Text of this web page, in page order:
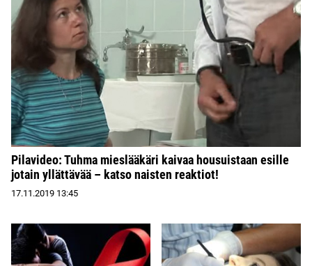
Pilavideo: Tuhma mieslääkäri kaivaa housuistaan esille
jotain yllättävää – katso naisten reaktiot!
17.11.2019 13:45